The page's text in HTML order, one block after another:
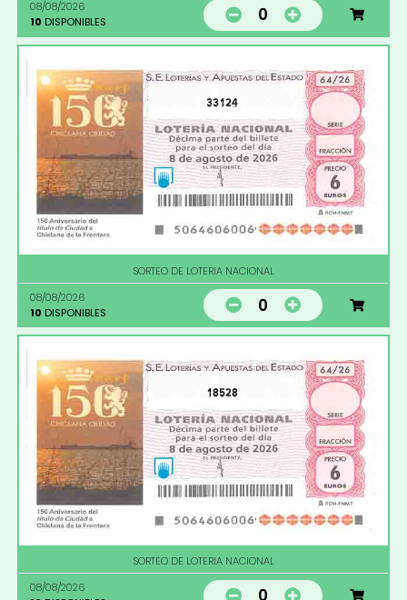
08/08/2026
10 DISPONIBLES 0
33124
SORTEO DE LOTERIA NACIONAL
08/08/2026
10 DISPONIBLES 0
18528
SORTEO DE LOTERIA NACIONAL
08/08/2026